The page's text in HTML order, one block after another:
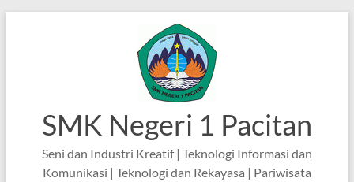
SMK Negeri 1 Pacitan
Seni dan Industri Kreatif | Teknologi Informasi dan
Komunikasi | Teknologi dan Rekayasa | Pariwisata